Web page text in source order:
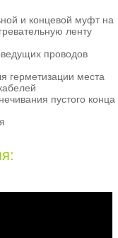
и концевой муфт на
ленту
проводов
герметизации места
пустого конца